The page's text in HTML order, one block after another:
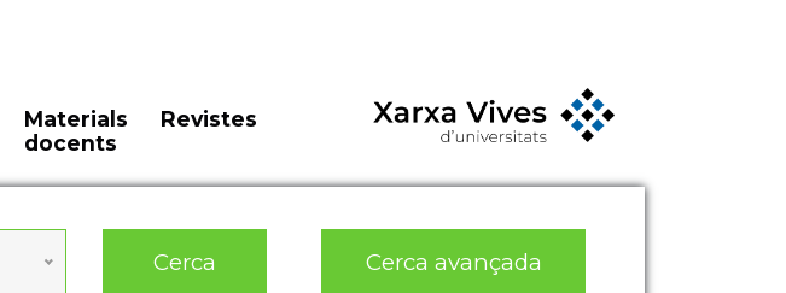
Materials
docents
Revistes
Cerca Cerca avançada